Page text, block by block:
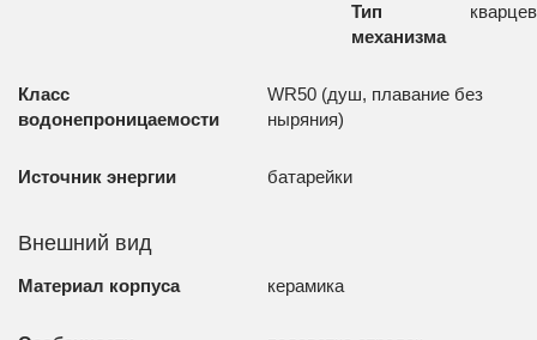
Тип
механизма
Класс
водонепроницаемости
WR50 (душ, плавание без
ныряния)
Источник энергии батарейки
Внешний вид
Материал корпуса керамика